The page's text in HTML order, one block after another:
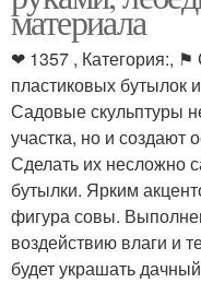
материала
❤ 1357 , Категория:,
пластиковых бутылок
Садовые скульптуры
участка, но и создают
Сделать их несложно
бутылки. Ярким
фигура совы.
воздействию влаги и
будет украшать